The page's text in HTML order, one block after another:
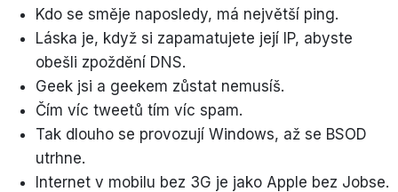
Kdo se směje naposledy, má největší ping.
Láska je, když si zapamatujete její IP, abyste
obešli zpoždění DNS.
Geek jsi a geekem zůstat nemusíš.
Čím víc tweetů tím víc spam.
Tak dlouho se provozují Windows, až se BSOD
utrhne.
Internet v mobilu bez 3G je jako Apple bez Jobse.